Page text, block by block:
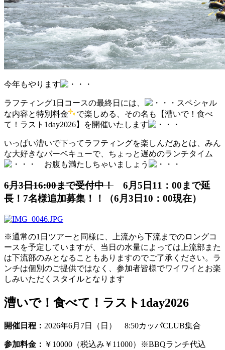
今年もやります
ラフティング1日コースの最終日には、
スペシャル
な内容と特別料金
で楽しめる、その名も【漕いで！食べ
て！ラスト1day2026】を開催いたします
いっぱい漕いで下ってラフティングを楽しんだあとは、みん
な大好きなバーベキューで、ちょっと遅めのランチタイム
お腹も満たしちゃいましょう
6月3日16:00まで受付中！ 6月5日11：00まで延
長！7名様追加募集！！（6月3日10：00現在）
※通常の1日ツアーと同様に、上流から下流までのロングコ
ースを予定していますが、当日の水量によっては上流部また
は下流部のみとなることもありますのでご了承ください。ラ
ンチは個別のご提供ではなく、参加者皆様でワイワイとお楽
しみいただくスタイルとなります
漕いで！食べて！ラスト1day2026
開催日程： 2026年6月7日（日） 8:50カッパCLUB集合
参加料金： ￥10000（税込み￥11000）※BBQランチ代込